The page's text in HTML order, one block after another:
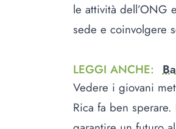
le attività dell’ONG
sede e coinvolgere
LEGGI ANCHE:
Vedere i giovani
Rica fa ben sperare.